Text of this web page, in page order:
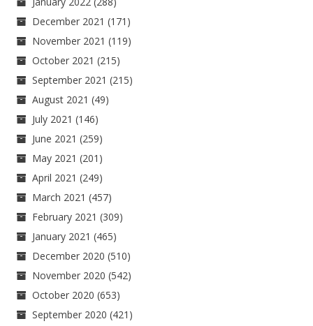
December 2021 (171)
November 2021 (119)
October 2021 (215)
September 2021 (215)
August 2021 (49)
July 2021 (146)
June 2021 (259)
May 2021 (201)
April 2021 (249)
March 2021 (457)
February 2021 (309)
January 2021 (465)
December 2020 (510)
November 2020 (542)
October 2020 (653)
September 2020 (421)